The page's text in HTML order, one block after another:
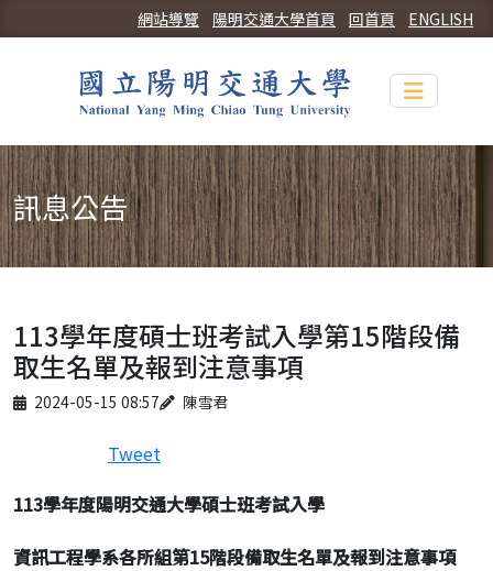
ENGLISH
回首頁
陽明交通大學首頁
網站導覽
Toggle
訊息公告
113學年度碩士班考試入學第15階段備
取生名單及報到注意事項
Published on
2024-05-15 08:57
Author 陳雪君
Tweet
113學年度陽明交通大學碩士班考試入學
資訊工程學系各所組第15階段備取生名單及報到注意事項